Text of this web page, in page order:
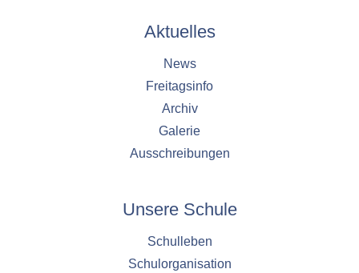
Aktuelles
News
Freitagsinfo
Archiv
Galerie
Ausschreibungen
Unsere Schule
Schulleben
Schulorganisation